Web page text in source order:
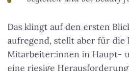
Das klingt auf den ersten
aufregend, stellt aber für die
Mitarbeiter:innen in Haupt-
eine riesige